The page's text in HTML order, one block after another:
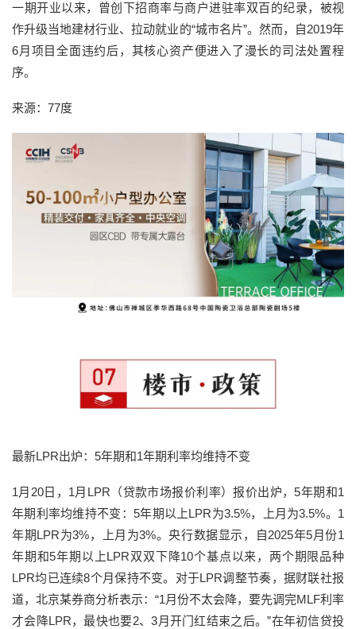
一期开业以来，曾创下招商率与商户进驻率双百的纪录，被视
作升级当地建材行业、拉动就业的“城市名片”。然而，自2019年
6月项目全面违约后，其核心资产便进入了漫长的司法处置程
序。
来源：77度
最新LPR出炉：5年期和1年期利率均维持不变
1月20日，1月LPR（贷款市场报价利率）报价出炉，5年期和1
年期利率均维持不变：5年期以上LPR为3.5%，上月为3.5%。1
年期LPR为3%，上月为3%。央行数据显示，自2025年5月份1
年期和5年期以上LPR双双下降10个基点以来，两个期限品种
LPR均已连续8个月保持不变。对于LPR调整节奏，据财联社报
道，北京某券商分析表示：“1月份不太会降，要先调完MLF利率
才会降LPR，最快也要2、3月开门红结束之后。”在年初信贷投